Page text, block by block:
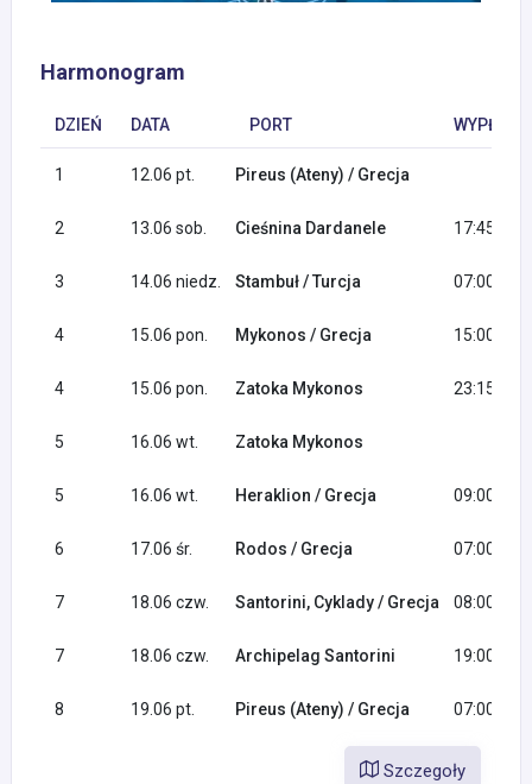
Harmonogram
DZIEŃ DATA PORT
1 12.06 pt. Pireus (Ateny) / Grecja
2 13.06 sob. Cieśnina Dardanele 17:45
3 14.06 niedz. Stambuł / Turcja 07:00
4 15.06 pon. Mykonos / Grecja 15:00
4 15.06 pon. Zatoka Mykonos 23:15
5 16.06 wt. Zatoka Mykonos
5 16.06 wt. Heraklion / Grecja 09:00
6 17.06 śr. Rodos / Grecja 07:00
7 18.06 czw. Santorini, Cyklady / Grecja 08:00
7 18.06 czw. Archipelag Santorini 19:00
8 19.06 pt. Pireus (Ateny) / Grecja 07:00
Szczegoły